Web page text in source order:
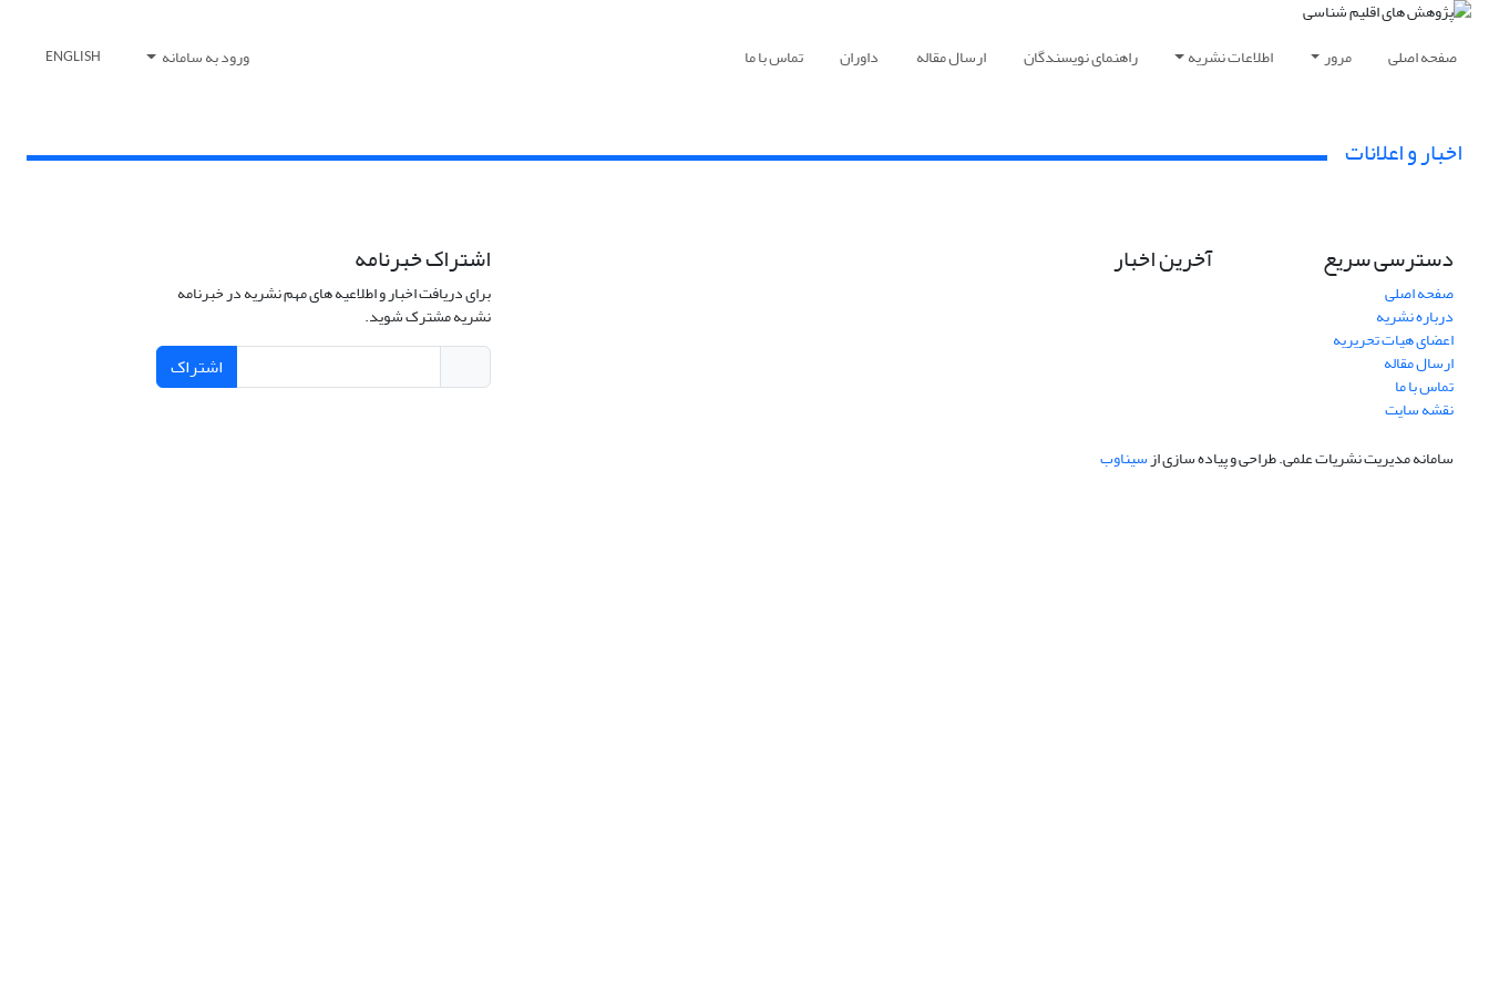
صفحه اصلی مرور اطلاعات نشریه راهنمای نویسندگان ارسال مقاله داوران تماس با ما ورود به سامانه ENGLISH
اخبار و اعلانات
دسترسی سریع
صفحه اصلی
درباره نشریه
اعضای هیات تحریریه
ارسال مقاله
تماس با ما
نقشه سایت
آخرین اخبار اشتراک خبرنامه
برای دریافت اخبار و اطلاعیه های مهم نشریه در خبرنامه
نشریه مشترک شوید.
اشتراک
سامانه مدیریت نشریات علمی.طراحی و پیاده سازی ازسیناوب